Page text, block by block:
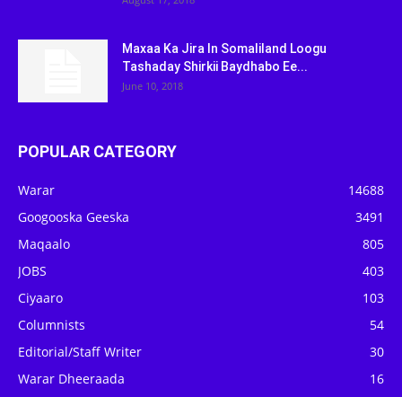
Maxaa Ka Jira In Somaliland Loogu
Tashaday Shirkii Baydhabo Ee...
June 10, 2018
POPULAR CATEGORY
Warar
14688
Googooska Geeska
3491
Maqaalo
805
JOBS
403
Ciyaaro
103
Columnists
54
Editorial/Staff Writer
30
Warar Dheeraada
16